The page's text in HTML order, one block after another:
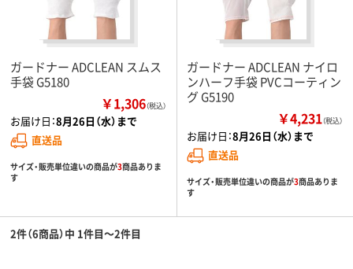
ガードナー ADCLEAN スムス
手袋 G5180
￥1,306（税込）
お届け日：8月26日（水）まで
直送品
サイズ・販売単位違いの商品が3商品ありま
す
ガードナー ADCLEAN ナイロ
ンハーフ手袋 PVCコーティン
グ G5190
￥4,231（税込）
お届け日：8月26日（水）まで
直送品
サイズ・販売単位違いの商品が3商品ありま
す
2件（6商品）中 1件目～2件目